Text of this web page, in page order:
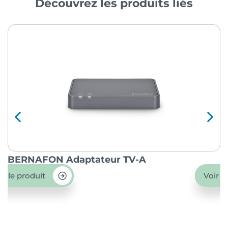
Découvrez les produits liés
BERNAFON Adaptateur TV-A
le produit Voir